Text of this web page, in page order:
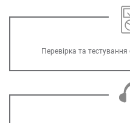
Перевірка та